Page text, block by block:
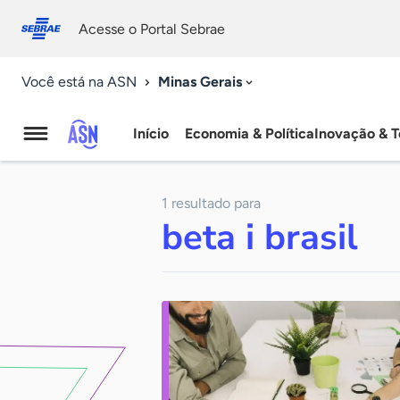
conosco
Acesse o Portal Sebrae
Você está na ASN Minas Gerais
Agência
Notícias
Início Economia & PolíticaInovação &
1 resultado para
beta i brasil